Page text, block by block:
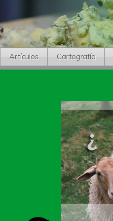
Artículos Cartografía